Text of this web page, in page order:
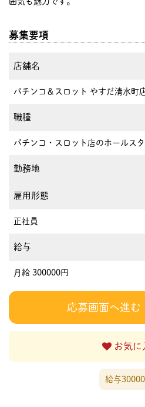
募集要項
店舗名
パチンコ＆スロット やすだ清水町
職種
パチンコ・スロット店のホールス
勤務地
雇用形態
正社員
給与
月給 300000円
応募画面へ進む
お気に
給与